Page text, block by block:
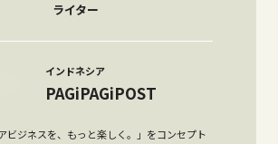
ライター
インドネシア
PAGiPAGiPOST
ビジネスを、もっと楽しく。」をコンセプト